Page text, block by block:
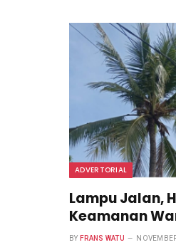
ADVERTORIAL
Lampu Jalan,
Keamanan
BY FRANS WATU